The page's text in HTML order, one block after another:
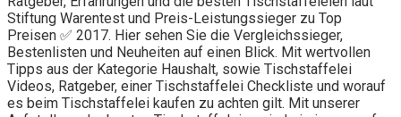
Stiftung Warentest und Preis-Leistungssieger zu Top
Preisen ✅ 2017. Hier sehen Sie die Vergleichssieger,
Bestenlisten und Neuheiten auf einen Blick. Mit wertvollen
Tipps aus der Kategorie Haushalt, sowie Tischstaffelei
Videos, Ratgeber, einer Tischstaffelei Checkliste und worauf
es beim Tischstaffelei kaufen zu achten gilt. Mit unserer